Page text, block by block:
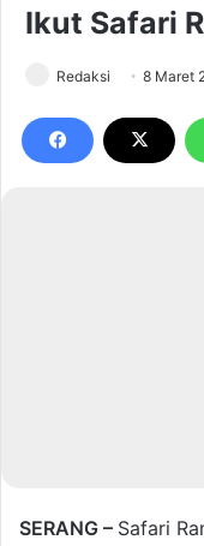
Ikut Safari
Redaksi 8 Maret
SERANG – Safari